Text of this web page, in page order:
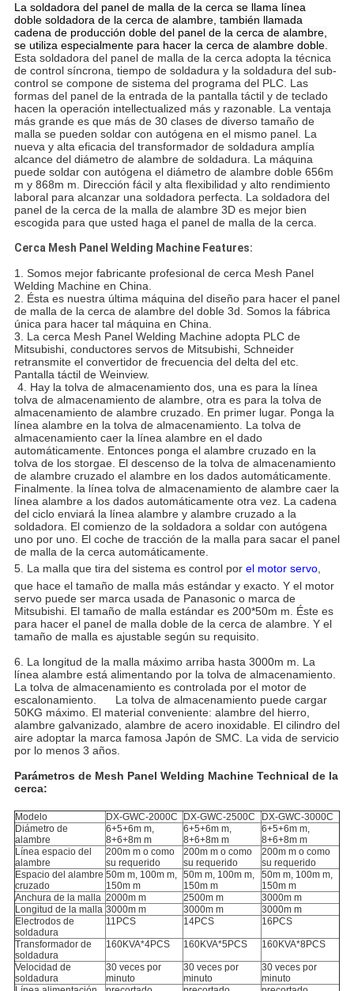
La soldadora del panel de malla de la cerca se llama línea
doble soldadora de la cerca de alambre, también llamada
cadena de producción doble del panel de la cerca de alambre,
se utiliza especialmente para hacer la cerca de alambre doble.
Esta soldadora del panel de malla de la cerca adopta la técnica
de control síncrona, tiempo de soldadura y la soldadura del sub-
control se compone de sistema del programa del PLC. Las
formas del panel de la entrada de la pantalla táctil y de teclado
hacen la operación intellectualized más y razonable. La ventaja
más grande es que más de 30 clases de diverso tamaño de
malla se pueden soldar con autógena en el mismo panel. La
nueva y alta eficacia del transformador de soldadura amplía
alcance del diámetro de alambre de soldadura. La máquina
puede soldar con autógena el diámetro de alambre doble 656m
m y 868m m. Dirección fácil y alta flexibilidad y alto rendimiento
laboral para alcanzar una soldadora perfecta. La soldadora del
panel de la cerca de la malla de alambre 3D es mejor bien
escogida para que usted haga el panel de malla de la cerca.
Cerca Mesh Panel Welding Machine Features:
1. Somos mejor fabricante profesional decerca Mesh Panel
Welding Machine en China.
2. Ésta es nuestra última máquina del diseño para hacer el panel
de malla de la cerca de alambre del doble 3d. Somos la fábrica
única para hacer tal máquina en China.
3. La cerca Mesh Panel Welding Machine adopta PLC de
Mitsubishi, conductores servos de Mitsubishi, Schneider
retransmite el convertidor de frecuencia del delta del etc.
Pantalla táctil de Weinview.
4. Hay la tolva de almacenamiento dos, una es para la línea
tolva de almacenamiento de alambre, otra es para la tolva de
almacenamiento de alambre cruzado. En primer lugar. Ponga la
línea alambre en la tolva de almacenamiento. La tolva de
almacenamiento caer la línea alambre en el dado
automáticamente. Entonces ponga el alambre cruzado en la
tolva de los storgae. El descenso de la tolva de almacenamiento
de alambre cruzado el alambre en los dados automáticamente.
Finalmente. la línea tolva de almacenamiento de alambre caer la
línea alambre a los dados automáticamente otra vez. La cadena
del ciclo enviará la línea alambre y alambre cruzado a la
soldadora. El comienzo de la soldadora a soldar con autógena
uno por uno. El coche de tracción de la malla para sacar el panel
de malla de la cerca automáticamente.
5. La malla que tira del sistema es control por el motor servo,
que hace el tamaño de malla más estándar y exacto. Y el motor
servo puede ser marca usada de Panasonic o marca de
Mitsubishi. El tamaño de malla estándar es 200*50m m. Éste es
para hacer el panel de malla doble de la cerca de alambre. Y el
tamaño de malla es ajustable según su requisito.
6. La longitud de la malla máximo arriba hasta 3000m m. La
línea alambre está alimentando por la tolva de almacenamiento.
La tolva de almacenamiento es controlada por el motor de
escalonamiento. La tolva de almacenamiento puede cargar
50KG máximo. El material conveniente: alambre del hierro,
alambre galvanizado, alambre de acero inoxidable. El cilindro del
aire adoptar la marca famosa Japón de SMC. La vida de servicio
por lo menos 3 años.
Parámetros de Mesh Panel Welding Machine Technical de la
cerca:
Modelo DX-GWC-2000C DX-GWC-2500C
DX-GWC-3000C
Diámetro de
alambre
6+5+6m m,
8+6+8m m
6+5+6m m,
8+6+8m m
6+5+6m m,
8+6+8m m
Línea espacio del
alambre
200m m o como
su requerido
200m m o como
su requerido
200m m o como
su requerido
Espacio del alambre
cruzado
50m m, 100m m,
150m m
50m m, 100m m,
150m m
50m m, 100m m,
150m m
Anchura de la malla 2000m m 2500m m
3000m m
Longitud de la malla 3000m m 3000m m
3000m m
Electrodos de
soldadura
11PCS 14PCS 16PCS
Transformador de
soldadura
160KVA*4PCS 160KVA*5PCS 160KVA*8PCS
Velocidad de
soldadura
30 veces por
minuto
30 veces por
minuto
30 veces por
minuto